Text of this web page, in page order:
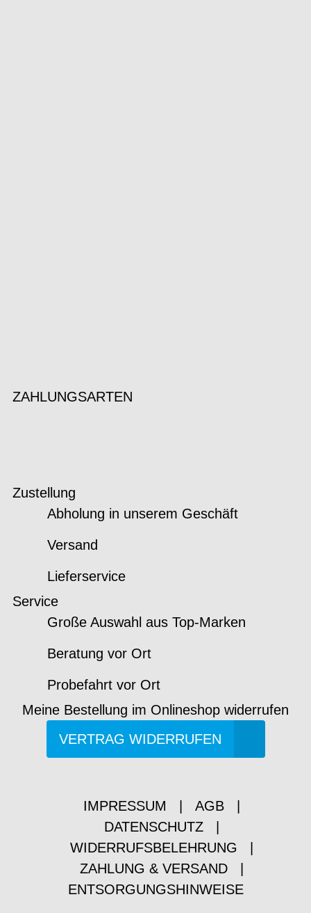
ZAHLUNGSARTEN
Zustellung
Abholung in unserem Geschäft
Versand
Lieferservice
Service
Große Auswahl aus Top-Marken
Beratung vor Ort
Probefahrt vor Ort
Meine Bestellung im Onlineshop widerrufen
VERTRAG WIDERRUFEN
IMPRESSUM AGB
DATENSCHUTZ
WIDERRUFSBELEHRUNG
ZAHLUNG & VERSAND
ENTSORGUNGSHINWEISE